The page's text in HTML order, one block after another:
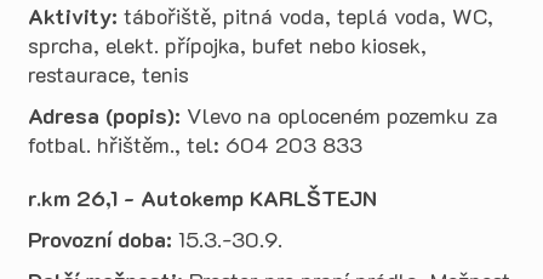
Aktivity: tábořiště, pitná voda, teplá voda, WC,
sprcha, elekt. přípojka, bufet nebo kiosek,
restaurace, tenis
Adresa (popis): Vlevo na oploceném pozemku za
fotbal. hřištěm., tel: 604 203 833
r.km 26,1 - Autokemp KARLŠTEJN
Provozní doba: 15.3.-30.9.